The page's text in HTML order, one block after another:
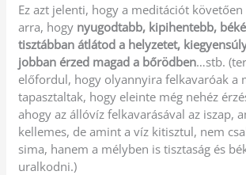
Ez azt jelenti, hogy a meditációt
arra, hogy nyugodtabb, kipihentebb,
tisztábban átlátod a helyzetet,
jobban érzed magad a bőrödben…stb.
előfordul, hogy olyannyira felkavaróak a
tapasztaltak, hogy eleinte még nehéz
ahogy az állóvíz felkavarásával az iszap,
kellemes, de amint a víz kitisztul, nem
sima, hanem a mélyben is tisztaság és
uralkodni.)